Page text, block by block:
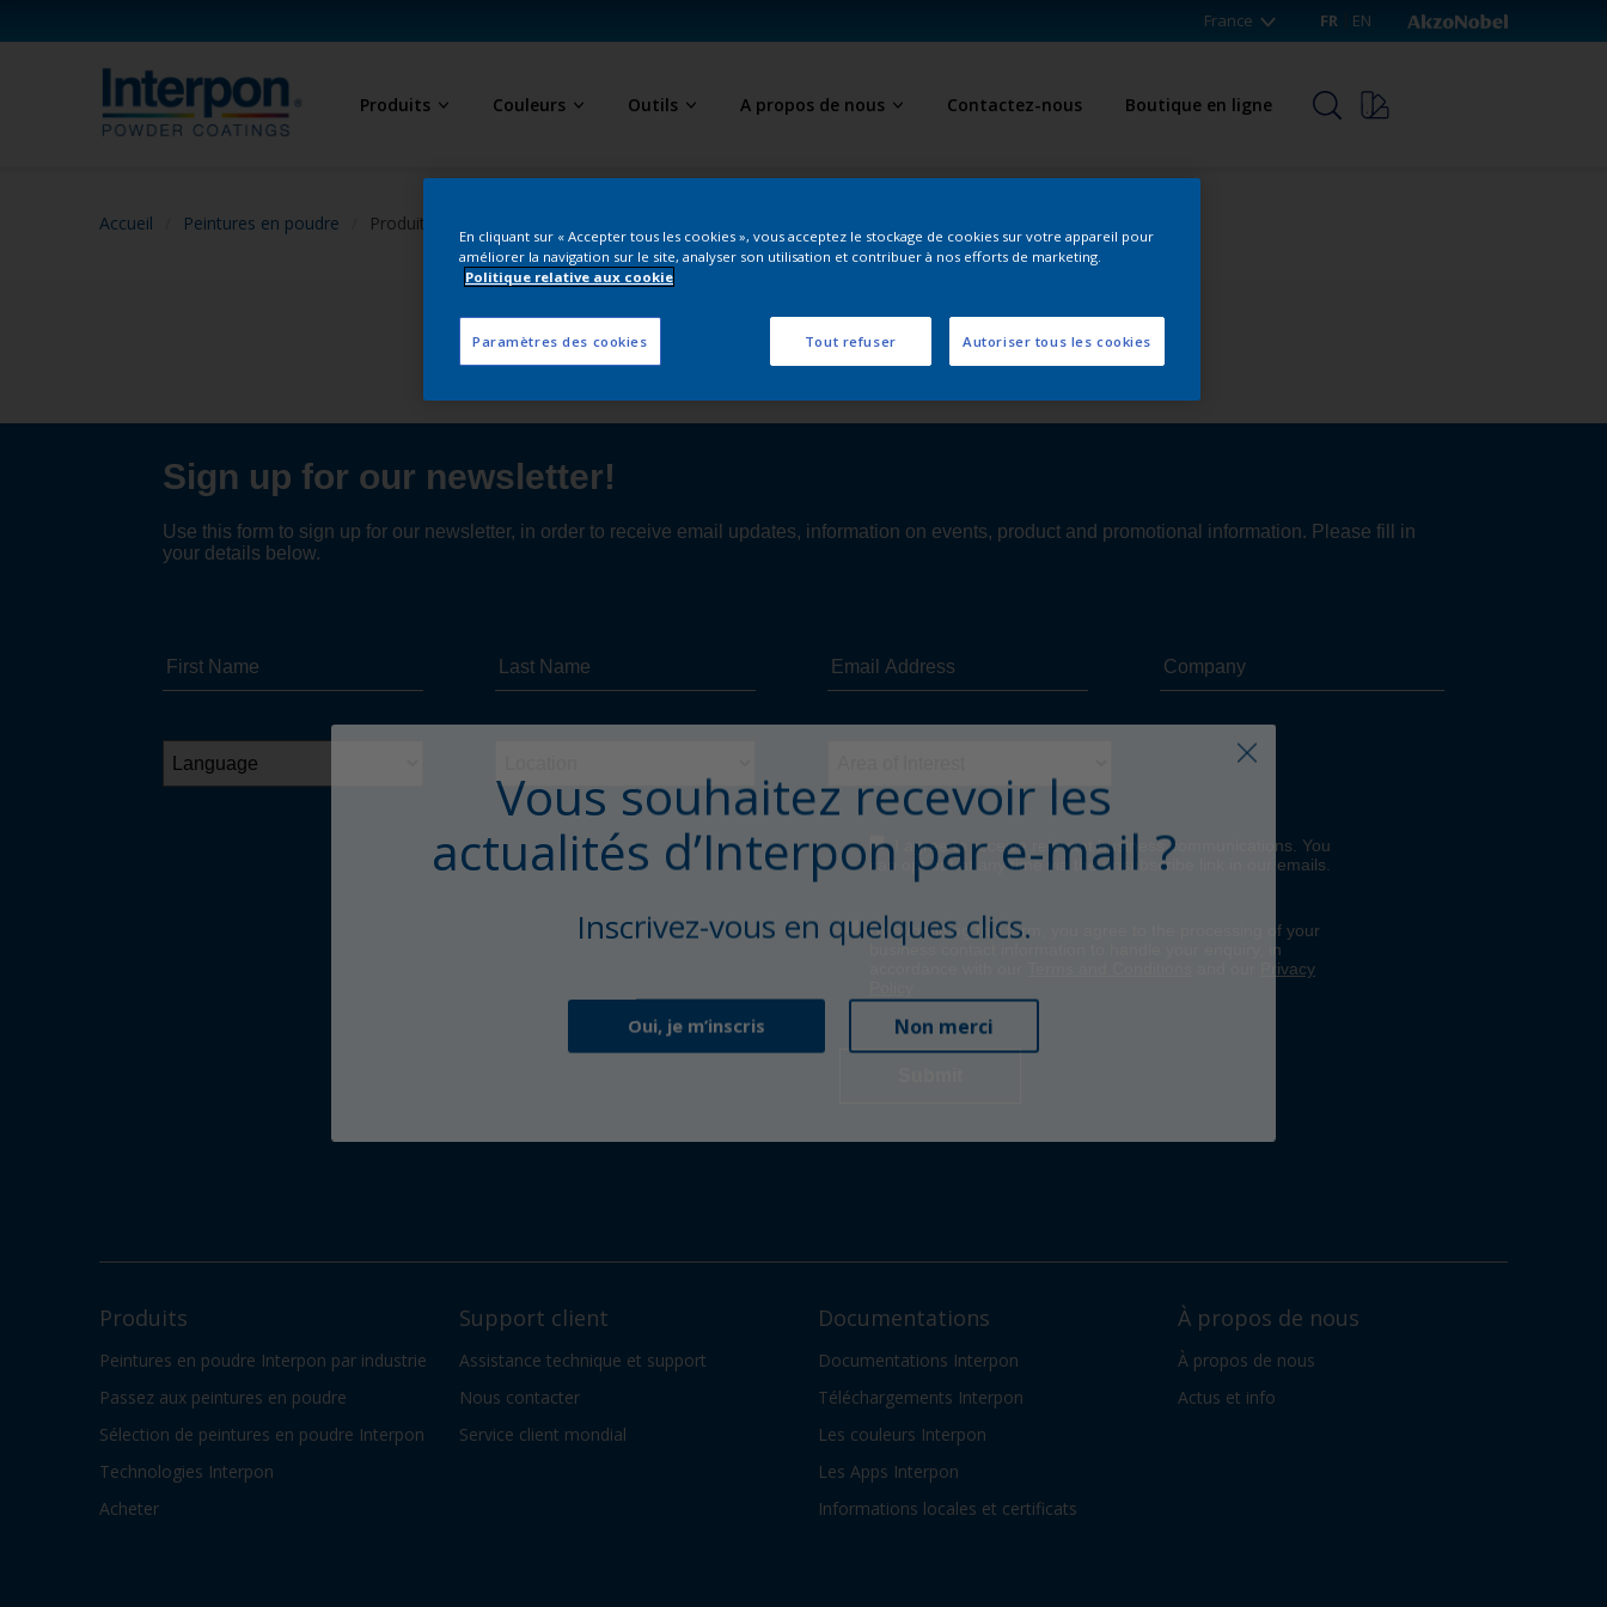
France FR EN
Produits Couleurs Outils A propos de nous Contactez-nous Boutique en ligne
Accueil Peintures en poudre Produits fonctionnels
actualités d’Interpon par e-mail ?
Inscrivez-vous en quelques clics.
Follow Us
Produits
Peintures en poudre Interpon par industrie
Passez aux peintures en poudre
Sélection de peintures en poudre Interpon
Technologies Interpon
Acheter
Support client
Assistance technique et support
Nous contacter
Service client mondial
Documentations
Documentations Interpon
Téléchargements Interpon
Les couleurs Interpon
Les Apps Interpon
Informations locales et certificats
À propos de nous
À propos de nous
Actus et info
En cliquant sur « Accepter tous les cookies », vous acceptez le stockage de cookies sur votre appareil pour
améliorer la navigation sur le site, analyser son utilisation et contribuer à nos efforts de marketing.
Politique relative aux cookie
Paramètres des cookies Tout refuser Autoriser tous les cookies